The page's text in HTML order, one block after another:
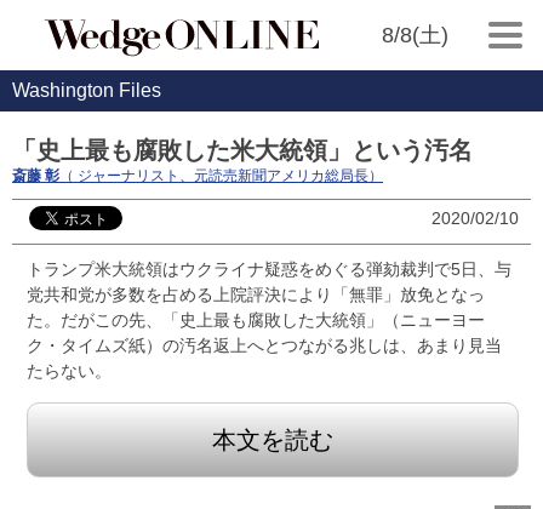
8/8(土)
Washington Files
「史上最も腐敗した米大統領」という汚名
斎藤 彰 （ ジャーナリスト、元読売新聞アメリカ総局長）
2020/02/10
トランプ米大統領はウクライナ疑惑をめぐる弾劾裁判で5日、与
党共和党が多数を占める上院評決により「無罪」放免となっ
た。だがこの先、「史上最も腐敗した大統領」（ニューヨー
ク・タイムズ紙）の汚名返上へとつながる兆しは、あまり見当
たらない。
本文を読む